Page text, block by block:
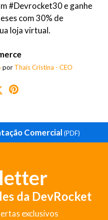
#Devrocket30 e ganhe
com 30% de
loja virtual.
por Thaís Cristina - CEO
Comercial(PDF)
da DevRocket
exclusivos